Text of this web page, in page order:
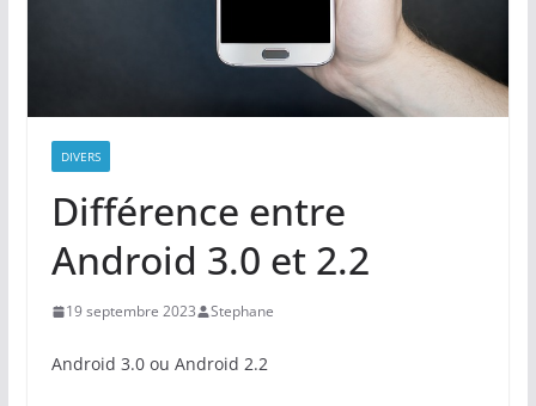
DIVERS
Différence entre
Android 3.0 et 2.2
19 septembre 2023 Stephane
Android 3.0 ou Android 2.2